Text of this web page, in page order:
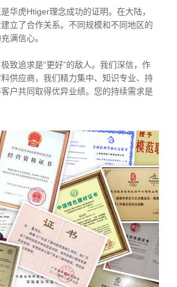
华虎Htiger理念成功的证明。在大陆，
立了合作关系。不同规模和不同地区的
满信心。
致追求是“更好”的敌人。我们深信，作
供应商，我们精力集中、知识专业、持
户共同取得优异业绩。您的持续需求是